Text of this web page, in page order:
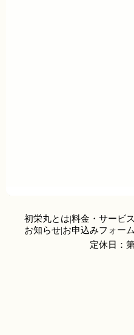
初栄丸とは|料金・サービス
お知らせ|お申込みフォーム
定休日：